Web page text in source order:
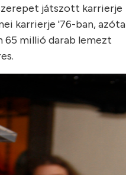
játszott karrierje
karrierje '76-ban, azóta
65 millió darab lemezt